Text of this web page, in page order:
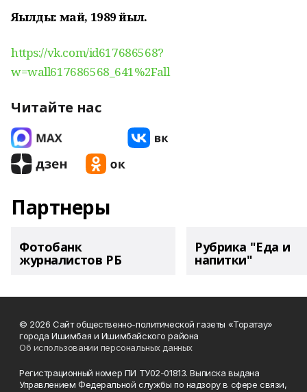
Яҙылды: май, 1989 йыл.
https://vk.com/id617686568?
w=wall617686568_641%2Fall
Читайте нас
Партнеры
Фотобанк
журналистов РБ
Рубрика "Еда и
напитки"
© 2026 Сайт общественно-политической газеты «Торатау»
города Ишимбая и Ишимбайского района
Об использовании персональных данных
Регистрационный номер ПИ ТУ02-01813. Выписка выдана
Управлением Федеральной службы по надзору в сфере связи,